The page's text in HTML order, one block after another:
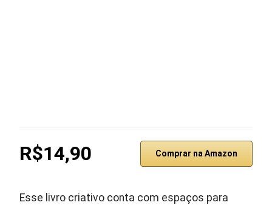
R$14,90 Comprar na Amazon
Esse livro criativo conta com espaços para